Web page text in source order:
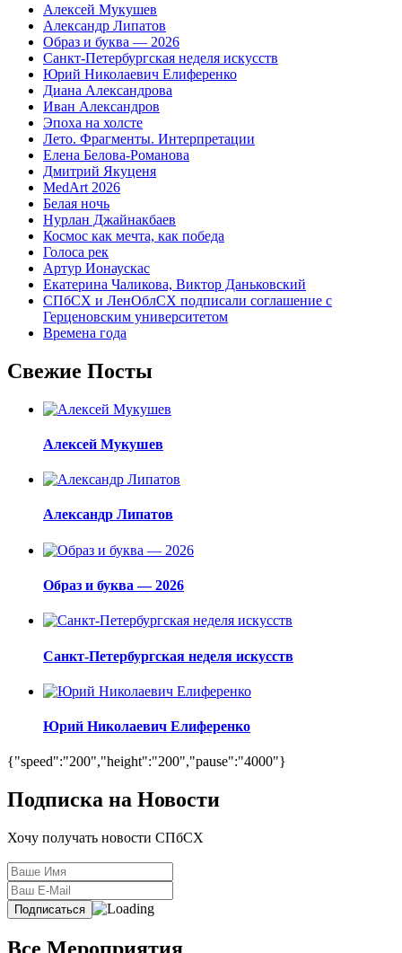
Алексей Мукушев
Александр Липатов
Образ и буква — 2026
Санкт-Петербургская неделя искусств
Юрий Николаевич Елиференко
Диана Александрова
Иван Александров
Эпоха на холсте
Лето. Фрагменты. Интерпретации
Елена Белова-Романова
Дмитрий Якуценя
MedArt 2026
Белая ночь
Нурлан Джайнакбаев
Космос как мечта, как победа
Голоса рек
Артур Ионаускас
Екатерина Чаликова, Виктор Даньковский
СПбСХ и ЛенОблСХ подписали соглашение с
Герценовским университетом
Времена года
Свежие Посты
Алексей Мукушев
Александр Липатов
Образ и буква — 2026
Санкт-Петербургская неделя искусств
Юрий Николаевич Елиференко
{"speed":"200","height":"200","pause":"4000"}
Подписка на Новости
Хочу получать новости СПбСХ